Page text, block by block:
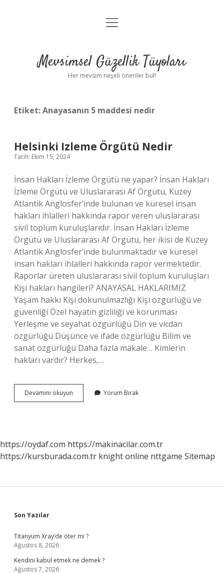
Anasayfa
Yasal Uyarı
menüyü
Mevsimsel Güzellik Tüyoları
Her mevsim neşeli öneriler bul!
Etiket:Anayasanın 5 maddesi nedir
Helsinki Izleme Örgütü Nedir
Tarih: Ekim 15, 2024
İnsan Hakları İzleme Örgütü ne yapar? İnsan Hakları
İzleme Örgütü ve Uluslararası Af Örgütü, Kuzey
Atlantik Anglosfer’inde bulunan ve küresel insan
hakları ihlalleri hakkında rapor veren uluslararası
sivil toplum kuruluşlarıdır. İnsan Hakları İzleme
Örgütü ve Uluslararası Af Örgütü, her ikisi de Kuzey
Atlantik Anglosfer’inde bulunmaktadır ve küresel
insan hakları ihlalleri hakkında rapor vermektedir.
Raporlar üreten uluslararası sivil toplum kuruluşları
Kişi hakları hangileri? ANAYASAL HAKLARIMIZ
Yaşam hakkı Kişi dokunulmazlığı Kişi özgürlüğü ve
güvenliği Özel hayatın gizliliği ve korunması
Yerleşme ve seyahat özgürlüğü Din ve vicdan
özgürlüğü Düşünce ve ifade özgürlüğü Bilim ve
sanat özgürlüğü Daha fazla makale… Kimlerin
hakları vardır? Herkes,…
Devamını okuyun
Izleme
Yorum Bırak
https://oydaf.com https://makinacilar.com.tr
https://kursburada.com.tr knight online nttgame Sitemap
Sidebar
Son Yazılar
Titanyum Xray’de öter mi ?
Ağustos 8, 2026
Kendini kabul etmek ne demek ?
Ağustos 7, 2026